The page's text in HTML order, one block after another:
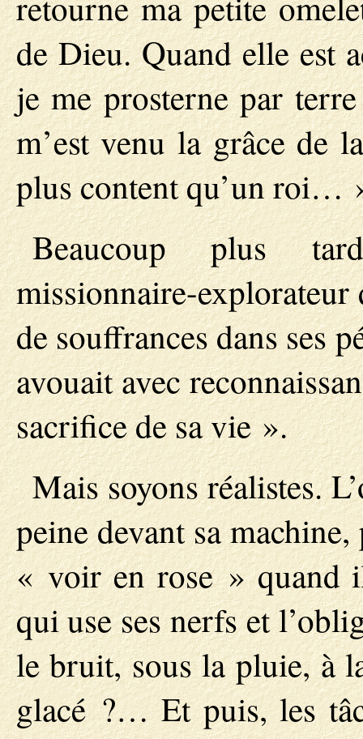
de Dieu. Quand elle est
je me prosterne par
m’est venu la grâce de
plus content qu’un roi…
Beaucoup plus
missionnaire-
de souffrances dans ses
avouait avec
sacrifice de sa vie ».
Mais soyons réalistes.
peine devant sa
« voir en rose » quand
qui use ses nerfs et
le bruit, sous la pluie, à
glacé ?… Et puis, les